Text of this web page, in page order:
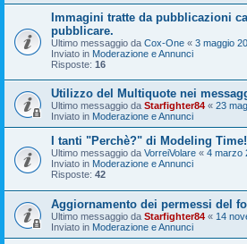
Immagini tratte da pubblicazioni
pubblicare.
Ultimo messaggio da Cox-One « 3 maggio
Inviato in Moderazione e Annunci
Risposte: 16
Utilizzo del Multiquote nei
Ultimo messaggio da Starfighter84 « 23
Inviato in Moderazione e Annunci
I tanti "Perchè?" di Modeling
Ultimo messaggio da VorreiVolare « 4 marzo
Inviato in Moderazione e Annunci
Risposte: 42
Aggiornamento dei permessi del
Ultimo messaggio da Starfighter84 « 14
Inviato in Moderazione e Annunci